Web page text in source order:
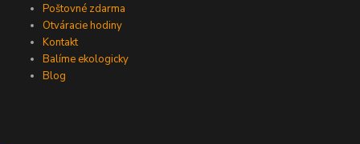
Poštovné zdarma
Otváracie hodiny
Kontakt
Balíme ekologicky
Blog